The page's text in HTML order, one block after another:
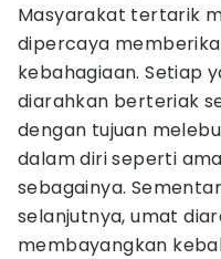
Masyarakat tertarik
dipercaya
kebahagiaan. Setiap
diarahkan berteriak
dengan tujuan
dalam diri seperti
sebagainya.
selanjutnya, umat
membayangkan